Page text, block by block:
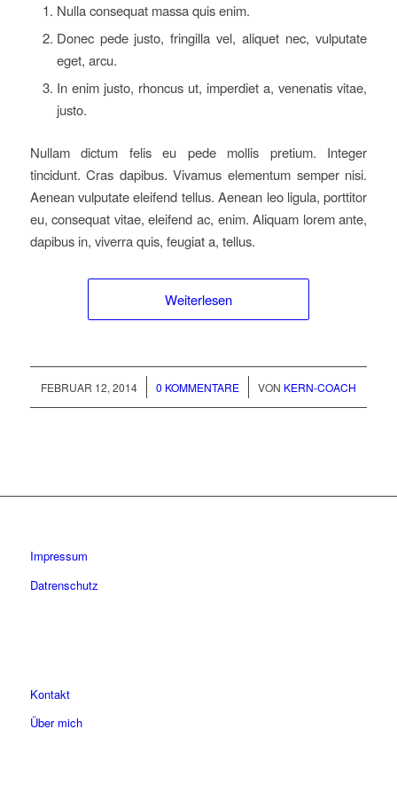
Nulla consequat massa quis enim.
Donec pede justo, fringilla vel, aliquet nec, vulputate
eget, arcu.
In enim justo, rhoncus ut, imperdiet a, venenatis vitae,
justo.
Nullam dictum felis eu pede mollis pretium. Integer
tincidunt. Cras dapibus. Vivamus elementum semper nisi.
Aenean vulputate eleifend tellus. Aenean leo ligula, porttitor
eu, consequat vitae, eleifend ac, enim. Aliquam lorem ante,
dapibus in, viverra quis, feugiat a, tellus.
Weiterlesen
FEBRUAR 12, 2014
/ 0 KOMMENTARE
/ VON KERN-COACH
Impressum
Datrenschutz
Kontakt
Über mich